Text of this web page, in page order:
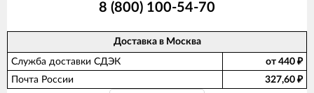
8 (800) 100-54-70
Доставка в Москва
Служба доставки СДЭК от 440 ₽
Почта России 327,60 ₽